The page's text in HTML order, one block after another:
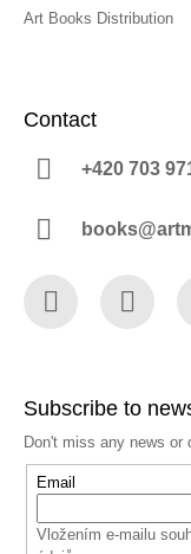
Art Books Distribution
Contact
+420 703
Subscribe to
Don't miss any news or
Email
Vložením e-mailu